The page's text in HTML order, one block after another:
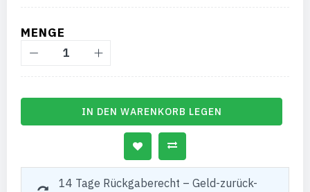
MENGE
IN DEN WARENKORB LEGEN
14 Tage Rückgaberecht – Geld-zurück-